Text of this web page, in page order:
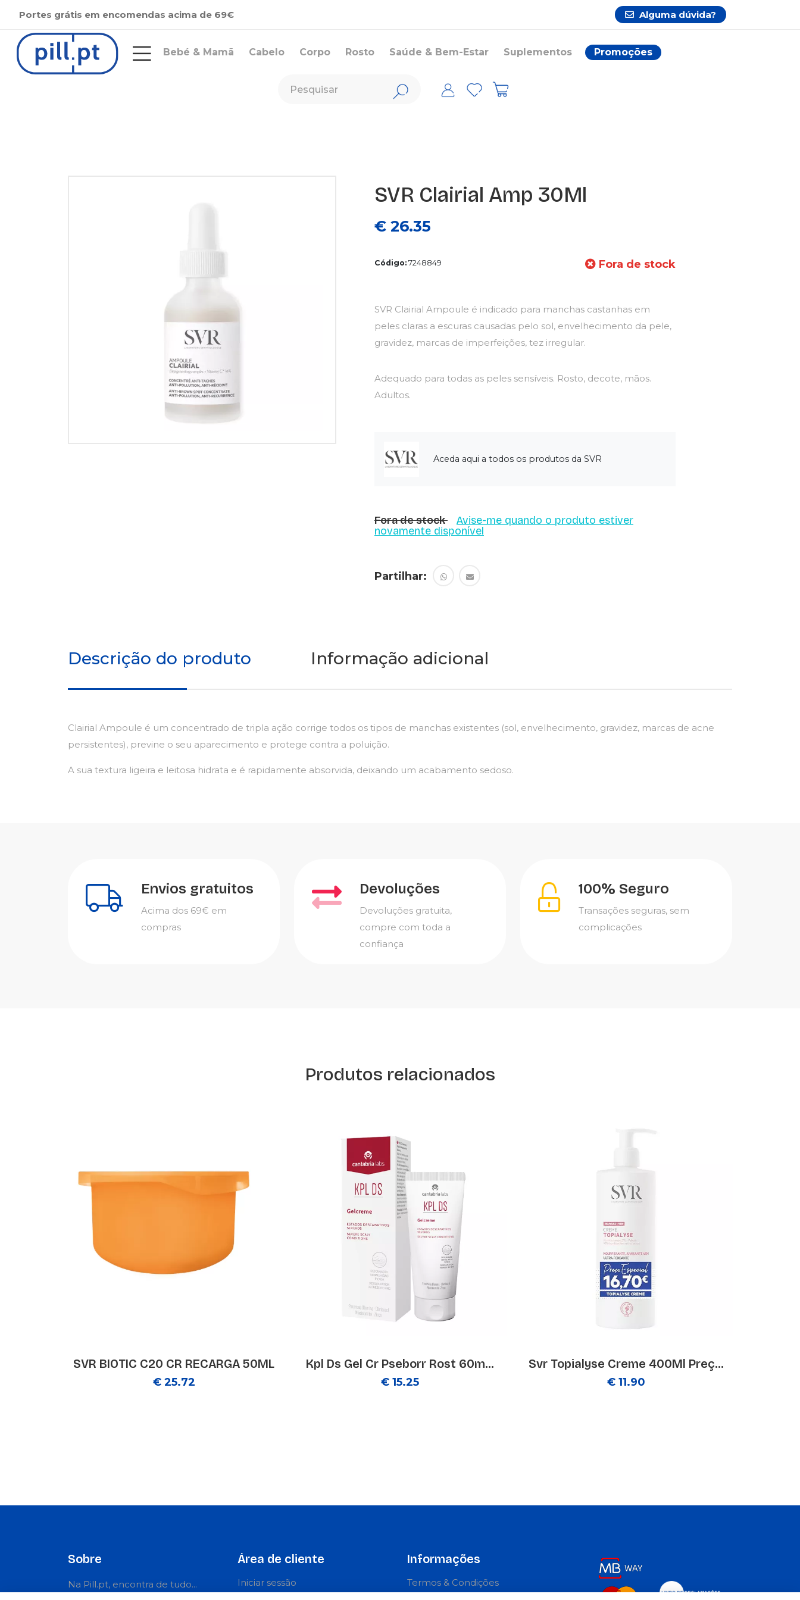
Portes grátis em encomendas acima de 69€ Alguma dúvida?
Bebé & Mamã Cabelo Corpo Rosto Saúde & Bem-Estar Suplementos Promoções
SVR Clairial Amp 30Ml
€ 26.35
Código: 7248849 Fora de stock
SVR Clairial Ampoule é indicado para manchas castanhas em
peles claras a escuras causadas pelo sol, envelhecimento da pele,
gravidez, marcas de imperfeições, tez irregular.
Adequado para todas as peles sensíveis. Rosto, decote, mãos.
Adultos.
Aceda aqui a todos os produtos da SVR
Fora de stock
Avise-me quando o produto estiver
novamente disponível
Partilhar:
Descrição do produto Informação adicional
Clairial Ampoule é um concentrado de tripla ação corrige todos os tipos de manchas existentes (sol, envelhecimento, gravidez, marcas de acne
persistentes), previne o seu aparecimento e protege contra a poluição.
A sua textura ligeira e leitosa hidrata e é rapidamente absorvida, deixando um acabamento sedoso.
Envios gratuitos
Acima dos 69€ em
compras
Devoluções
Devoluções gratuita,
compre com toda a
confiança
100% Seguro
Transações seguras, sem
complicações
Produtos relacionados
SVR BIOTIC C20 CR RECARGA 50ML
€ 25.72
Kpl Ds Gel Cr Pseborr Rost 60m...
€ 15.25
Svr Topialyse Creme 400Ml Preç...
€ 11.90
Sobre
Na Pill.pt, encontra de tudo...
Área de cliente
Iniciar sessão
Informações
Termos & Condições